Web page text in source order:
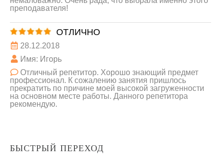
преподавателя!
ОТЛИЧНО
28.12.2018
Имя: Игорь
Отличный репетитор. Хорошо знающий предмет
профессионал. К сожалению занятия пришлось
прекратить по причине моей высокой загруженности
на основном месте работы. Данного репетитора
рекомендую.
БЫСТРЫЙ ПЕРЕХОД